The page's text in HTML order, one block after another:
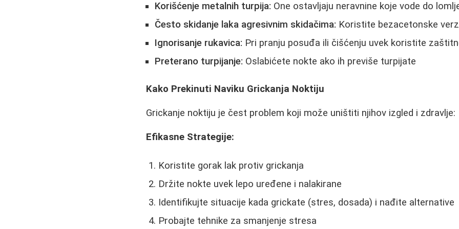
Korišćenje metalnih turpija: One ostavljaju neravnine koje vode do
Često skidanje laka agresivnim skidačima: Koristite bezacetonske
Ignorisanje rukavica: Pri pranju posuđa ili čišćenju uvek koristite
Preterano turpijanje: Oslabićete nokte ako ih previše turpijate
Kako Prekinuti Naviku Grickanja Noktiju
Grickanje noktiju je čest problem koji može uništiti njihov izgled i zdravlje:
Efikasne Strategije:
Koristite gorak lak protiv grickanja
Držite nokte uvek lepo uređene i nalakirane
Identifikujte situacije kada grickate (stres, dosada) i nađite alternative
Probajte tehnike za smanjenje stresa